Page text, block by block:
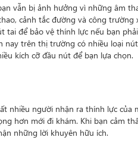
vẫn bị ảnh hưởng vì những âm
cảnh tắc đường và công trường
tai để bảo vệ thính lực nếu bạn
nay trên thị trường có nhiều loại
kích cỡ đầu nút để bạn lựa chọn.
nhiều người nhận ra thính lực của
hơn mới đi khám. Khi bạn cảm
những lời khuyên hữu ích.